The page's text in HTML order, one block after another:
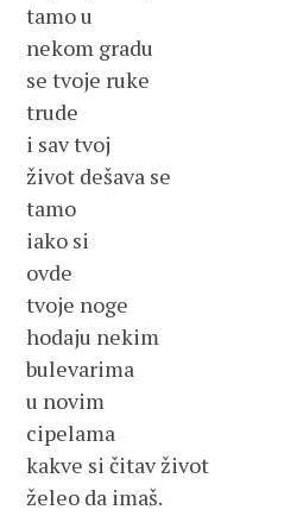
tamo u
nekom gradu
se tvoje ruke
trude
i sav tvoj
život dešava se
tamo
iako si
ovde
tvoje noge
hodaju nekim
bulevarima
u novim
cipelama
kakve si čitav život
želeo da imaš.